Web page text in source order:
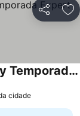
Partilhar
Berenice Concept Residence - By Temporada Expert
cidade